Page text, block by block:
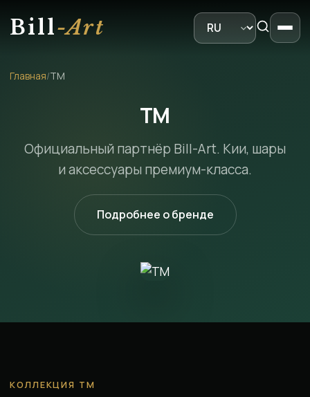
Bill-Art
Главная/ТМ
ТМ
Официальный партнёр Bill-Art. Кии, шары
и аксессуары премиум-класса.
Подробнее о бренде
КОЛЛЕКЦИЯ ТМ